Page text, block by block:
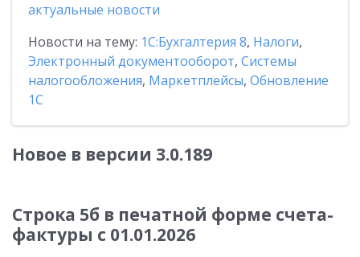
актуальные новости
Новости на тему: 1С:Бухгалтерия 8, Налоги,
Электронный документооборот, Системы
налогообложения, Маркетплейсы, Обновление
1С
Новое в версии 3.0.189
Строка 5б в печатной форме счета-
фактуры с 01.01.2026